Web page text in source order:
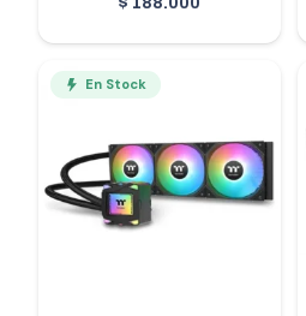
En Stock